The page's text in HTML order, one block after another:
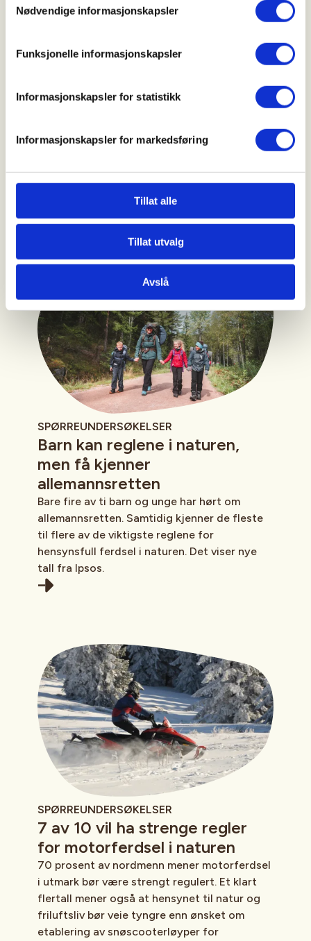
Nødvendige informasjonskapsler
Funksjonelle informasjonskapsler
Informasjonskapsler for statistikk
Informasjonskapsler for markedsføring
Tillat alle
Tillat utvalg
Avslå
SPØRREUNDERSØKELSER
1 av 3 møtte ulovlige stengsler
Og hele åtte prosent ble jaget, stoppet eller
allemannsretten, viser nye tall.
SPØRREUNDERSØKELSER
Barn kan reglene i naturen,
men få kjenner
allemannsretten
Bare fire av ti barn og unge har hørt om
allemannsretten. Samtidig kjenner de fleste
til flere av de viktigste reglene for
hensynsfull ferdsel i naturen. Det viser nye
tall fra Ipsos.
SPØRREUNDERSØKELSER
7 av 10 vil ha strenge regler
for motorferdsel i naturen
70 prosent av nordmenn mener motorferdsel
i utmark bør være strengt regulert. Et klart
flertall mener også at hensynet til natur og
friluftsliv bør veie tyngre enn ønsket om
etablering av snøscooterløyper for